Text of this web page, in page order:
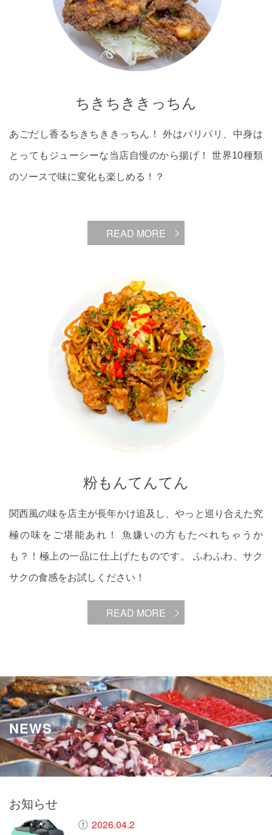
ちきちききっちん
あごだし香るちきちききっちん！ 外はパリパリ、中身は
とってもジューシーな当店自慢のから揚げ！ 世界10種類
のソースで味に変化も楽しめる！？
READ MORE
粉もんてんてん
関西風の味を店主が長年かけ追及し、やっと巡り合えた究
極の味をご堪能あれ！ 魚嫌いの方もたべれちゃうか
も？！極上の一品に仕上げたものです。 ふわふわ、サク
サクの食感をお試しください！
READ MORE
NEWS
お知らせ
2026.04.2